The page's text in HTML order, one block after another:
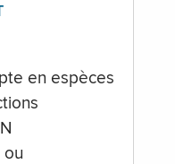
en espèces
ou